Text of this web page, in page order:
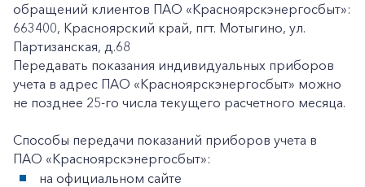
обращений клиентов ПАО «Красноярскэнергосбыт»:
663400, Красноярский край, пгт. Мотыгино, ул.
Партизанская, д.68
Передавать показания индивидуальных приборов
учета в адрес ПАО «Красноярскэнергосбыт» можно
не позднее 25-го числа текущего расчетного месяца.
Способы передачи показаний приборов учета в
ПАО «Красноярскэнергосбыт»:
на официальном сайте